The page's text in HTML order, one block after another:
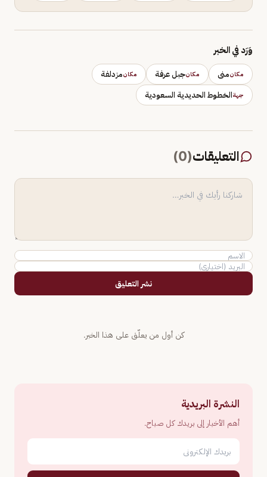
وَرَد في الخبر
مكانمنى مكانجبل عرفة مكانمزدلفة
جهةالخطوط الحديدية السعودية
التعليقات(
0
)
نشر التعليق
كن أول من يعلّق على هذا الخبر.
النشرة البريدية
أهم الأخبار إلى بريدك كل صباح.